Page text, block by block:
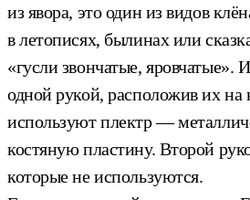
из явора, это один из видов
в летописях, былинах или
«гусли звончатые, яровчатые».
одной рукой, расположив их на
используют плектр —
костяную пластину. Второй
которые не используются.